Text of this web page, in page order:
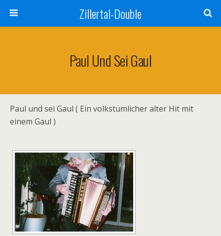
Zillertal-Double
Paul Und Sei Gaul
Paul und sei Gaul ( Ein volkstümlicher alter Hit mit
einem Gaul )